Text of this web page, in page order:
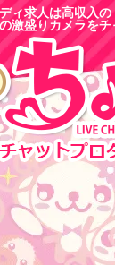
ィ求人は高収入
激盛りカメラを